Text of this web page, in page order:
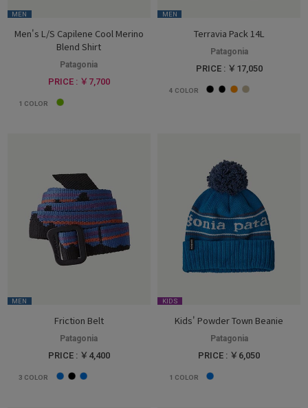
MEN
Men's L/S Capilene Cool Merino
Blend Shirt
Patagonia
PRICE : ￥7,700
1 COLOR
MEN
Terravia Pack 14L
Patagonia
PRICE : ￥17,050
4 COLOR
MEN
Friction Belt
Patagonia
PRICE : ￥4,400
3 COLOR
KIDS
Kids' Powder Town Beanie
Patagonia
PRICE : ￥6,050
1 COLOR